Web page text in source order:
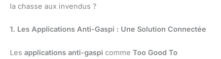
la chasse aux invendus ?
1. Les Applications Anti-Gaspi : Une Solution Connectée
Les applications anti-gaspi comme Too Good To